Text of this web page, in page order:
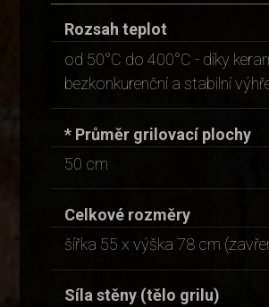
Rozsah teplot
od 50°C do 400°C - díky
bezkonkurenční a stabilní
* Průměr grilovací plochy
50 cm
Celkové rozměry
šířka 55 x výška 78 cm
Síla stěny (tělo grilu)